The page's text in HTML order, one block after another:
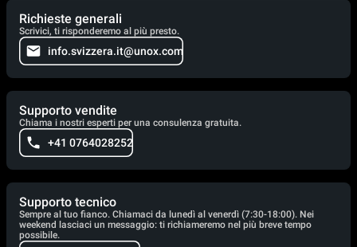
Richieste generali
Scrivici, ti risponderemo al più presto.
info.svizzera.it@unox.com
Supporto vendite
Chiama i nostri esperti per una consulenza gratuita.
+41 0764028252
Supporto tecnico
Sempre al tuo fianco. Chiamaci da lunedì al venerdì (7:30-18:00). Nei
weekend lasciaci un messaggio: ti richiameremo nel più breve tempo
possibile.